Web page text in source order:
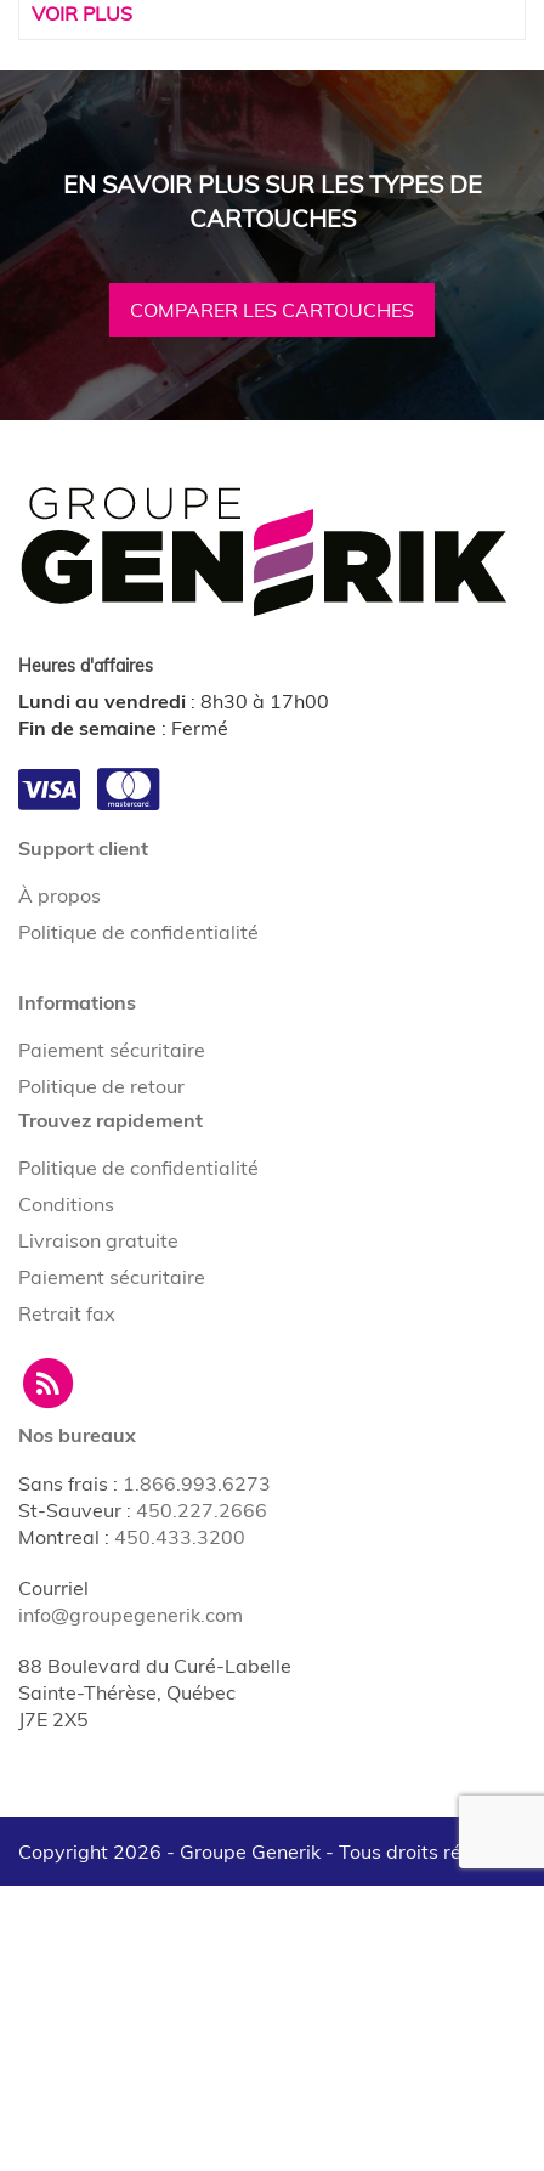
VOIR PLUS
EN SAVOIR PLUS SUR LES TYPES DE
CARTOUCHES
COMPARER LES CARTOUCHES
Heures d'affaires
Lundi au vendredi : 8h30 à 17h00
Fin de semaine : Fermé
Support client
À propos
Politique de confidentialité
Informations
Paiement sécuritaire
Politique de retour
Trouvez rapidement
Politique de confidentialité
Conditions
Livraison gratuite
Paiement sécuritaire
Retrait fax
Nos bureaux
Sans frais : 1.866.993.6273
St-Sauveur : 450.227.2666
Montreal : 450.433.3200
Courriel
info@groupegenerik.com
88 Boulevard du Curé-Labelle
Sainte-Thérèse, Québec
J7E 2X5
Copyright 2026 - Groupe Generik - Tous droits réservés